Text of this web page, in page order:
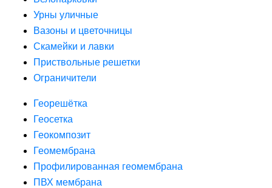
Урны уличные
Вазоны и цветочницы
Скамейки и лавки
Приствольные решетки
Ограничители
Георешётка
Геосетка
Геокомпозит
Геомембрана
Профилированная геомембрана
ПВХ мембрана